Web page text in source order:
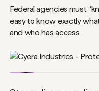
Federal agencies must
easy to know exactly
and who has access